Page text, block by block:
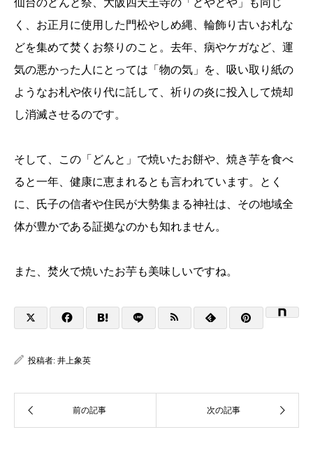
仙台のどんと祭、大阪四天王寺の「どやどや」も同じ
く、お正月に使用した門松やしめ縄、輪飾り古いお札な
どを集めて焚くお祭りのこと。去年、病やケガなど、運
気の悪かった人にとっては「物の気」を、吸い取り紙の
ようなお札や依り代に託して、祈りの炎に投入して焼却
し消滅させるのです。
そして、この「どんと」で焼いたお餅や、焼き芋を食べ
ると一年、健康に恵まれるとも言われています。とく
に、氏子の信者や住民が大勢集まる神社は、その地域全
体が豊かである証拠なのかも知れません。
また、焚火で焼いたお芋も美味しいですね。
投稿者: 井上象英